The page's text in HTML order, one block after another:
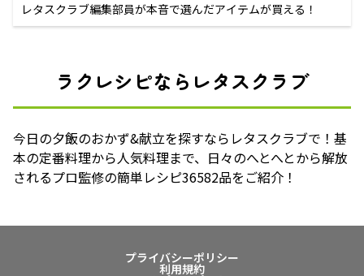
レタスクラブ編集部員が本音で選んだアイテムが買える！
ラクレシピならレタスクラブ
今日の夕飯のおかず&献立を探すならレタスクラブで！基
本の定番料理から人気料理まで、日々のへとへとから解放
されるプロ監修の簡単レシピ36582品をご紹介！
プライバシーポリシー
利用規約